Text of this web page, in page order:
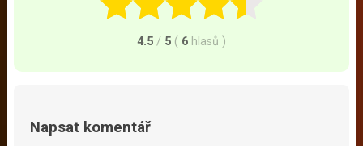
4.5 / 5 ( 6 hlasů )
Napsat komentář